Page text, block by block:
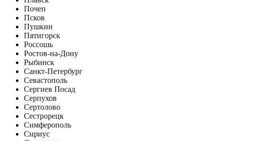
Почеп
Псков
Пушкин
Пятигорск
Россошь
Ростов-на-Дону
Рыбинск
Санкт-Петербург
Севастополь
Сергиев Посад
Серпухов
Сертолово
Сестрорецк
Симферополь
Сириус